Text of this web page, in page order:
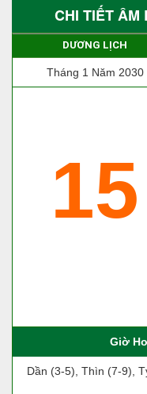
CHI TIẾT ÂM
DƯƠNG LỊCH
Tháng 1 Năm 2030
15
Giờ
Dần (3-5), Thìn (7-9),